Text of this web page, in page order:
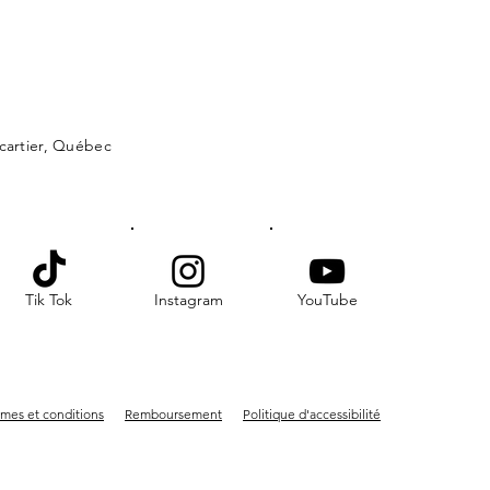
Québec
Tik Tok Instagram YouTube
et conditions Remboursement Politique d'accessibilité